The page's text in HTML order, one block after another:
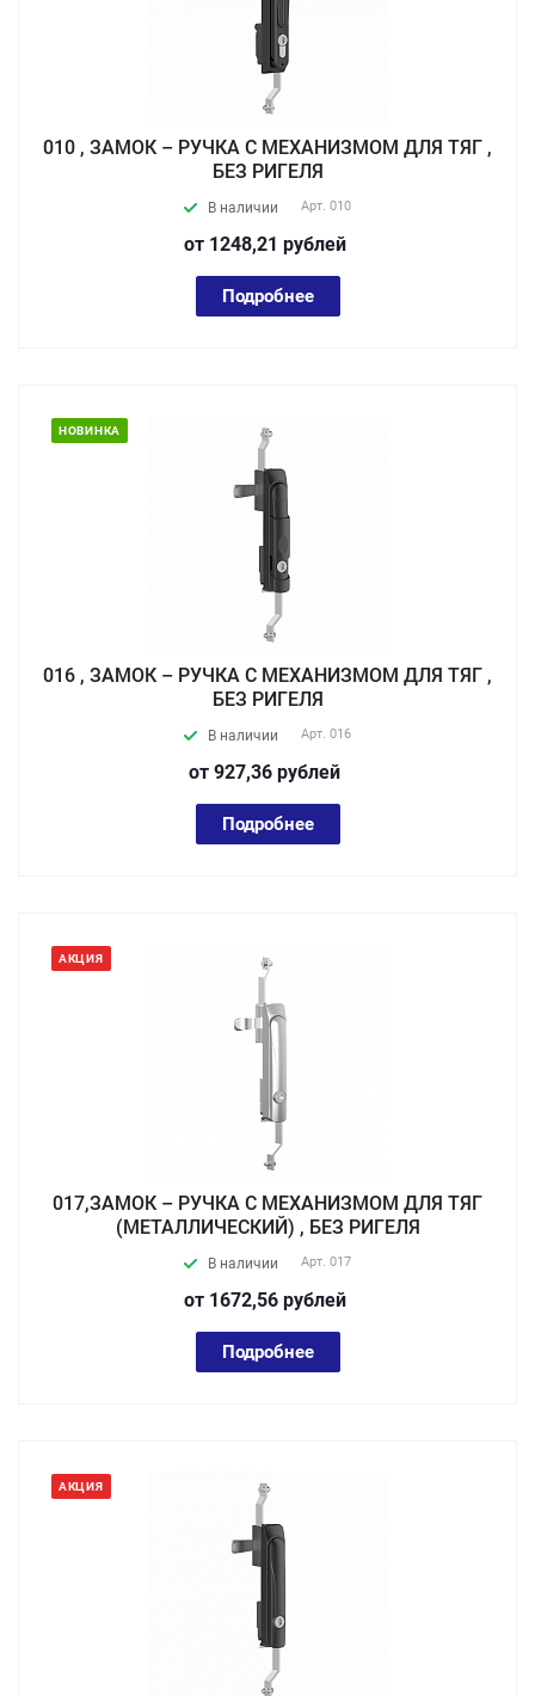
010 , ЗАМОК – РУЧКА С МЕХАНИЗМОМ ДЛЯ ТЯГ ,
БЕЗ РИГЕЛЯ
В наличии Арт. 010
от 1248,21 рублей
Подробнее
НОВИНКА
016 , ЗАМОК – РУЧКА С МЕХАНИЗМОМ ДЛЯ ТЯГ ,
БЕЗ РИГЕЛЯ
В наличии Арт. 016
от 927,36 рублей
Подробнее
АКЦИЯ
017,ЗАМОК – РУЧКА С МЕХАНИЗМОМ ДЛЯ ТЯГ
(МЕТАЛЛИЧЕСКИЙ) , БЕЗ РИГЕЛЯ
В наличии Арт. 017
от 1672,56 рублей
Подробнее
АКЦИЯ